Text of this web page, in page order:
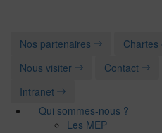
Nos partenaires
Chartes
Nous visiter
Contact
Intranet
Qui sommes-nous ?
Les MEP